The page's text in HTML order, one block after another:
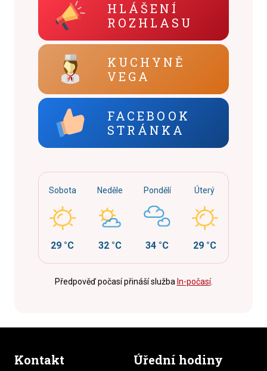
HLÁŠENÍ
ROZHLASU
KUCHYNĚ
VEGA
FACEBOOK
STRÁNKA
Sobota
29 °C
Neděle
32 °C
Pondělí
34 °C
Úterý
29 °C
Předpověď počasí přináší služba In-počasí.
Kontakt Úřední hodiny